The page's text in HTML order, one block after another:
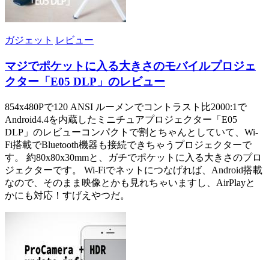
ガジェット レビュー
マジでポケットに入る大きさのモバイルプロジェ
クター「E05 DLP」のレビュー
854x480Pで120 ANSI ルーメンでコントラスト比2000:1で
Android4.4を内蔵したミニチュアプロジェクター「E05
DLP」のレビューコンパクトで割とちゃんとしていて、Wi-
Fi搭載でBluetooth機器も接続できちゃうプロジェクターで
す。 約80x80x30mmと、ガチでポケットに入る大きさのプロ
ジェクターです。 Wi-Fiでネットにつなげれば、Android搭載
なので、そのまま映像とかも見れちゃいますし、AirPlayと
かにも対応！すげえやつだ。